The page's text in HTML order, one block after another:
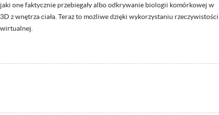
jaki one faktycznie przebiegały albo odkrywanie biologii komórkowej w
3D z wnętrza ciała. Teraz to możliwe dzięki wykorzystaniu rzeczywistości
wirtualnej.